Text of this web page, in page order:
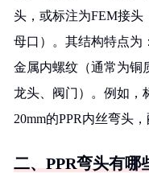
头，或标注为FEM接头
母口）。其结构特点为
金属内螺纹（通常为铜
龙头、阀门）。例如，
20mm的PPR内丝弯头
二、PPR弯头有哪